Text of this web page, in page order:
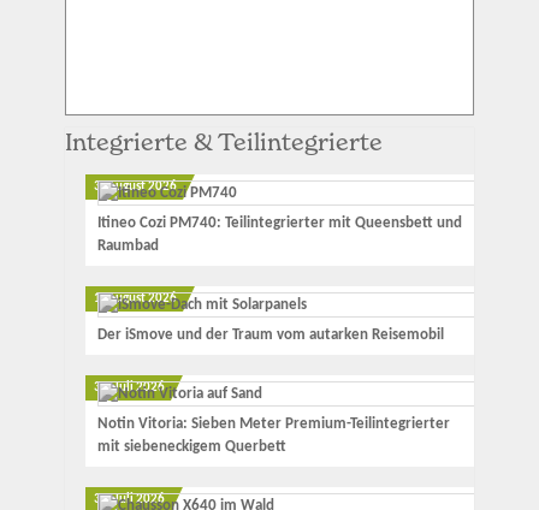
Integrierte & Teilintegrierte
3. August 2026
Itineo Cozi PM740: Teilintegrierter mit Queensbett und
Raumbad
1. August 2026
Der iSmove und der Traum vom autarken Reisemobil
31. Juli 2026
Notin Vitoria: Sieben Meter Premium-Teilintegrierter
mit siebeneckigem Querbett
30. Juli 2026